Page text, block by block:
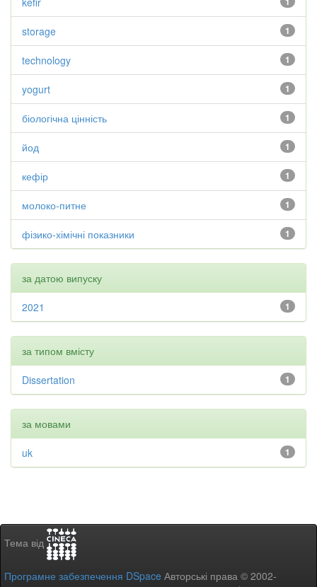
1
storage
1
technology
1
yogurt
1
біологічна цінність
1
йод
1
кефір
1
молоко-питне
1
фізико-хімічні показники
за датою випуску
1
2021
за типом вмісту
1
Dissertation
за мовами
1
uk
Тема від
Програмне забезпечення DSpace Авторські права © 2002-